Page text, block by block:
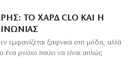
ΤΟ ΧΑΡΔ CLO ΚΑΙ Η
εμφανίζεται ξαφνικά στη μόδα, αλλά
ένα ρούχο παύει να είναι απλώς